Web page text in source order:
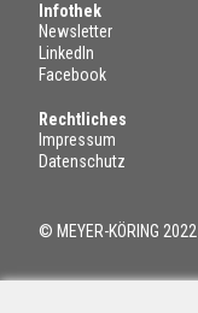
Infothek
Newsletter
LinkedIn
Facebook
Rechtliches
Impressum
Datenschutz
© MEYER-KÖRING 2022